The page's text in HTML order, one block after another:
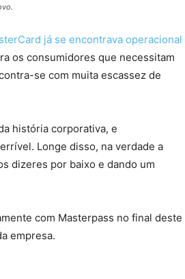
já se encontrava operacional
os consumidores que necessitam
se com muita escassez de
história corporativa, e
Longe disso, na verdade a
dizeres por baixo e dando um
com Masterpass no final deste
empresa.